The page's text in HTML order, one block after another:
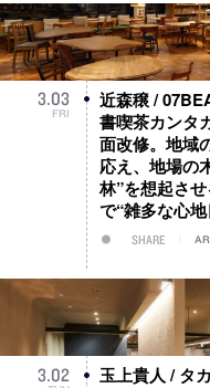
3.03
FRI
近森穣 /
書喫茶カンタ
面改修。地域
応え、地場の
林”を想起さ
で“雑多な心
SHARE
3.02
玉上貴人 / タ